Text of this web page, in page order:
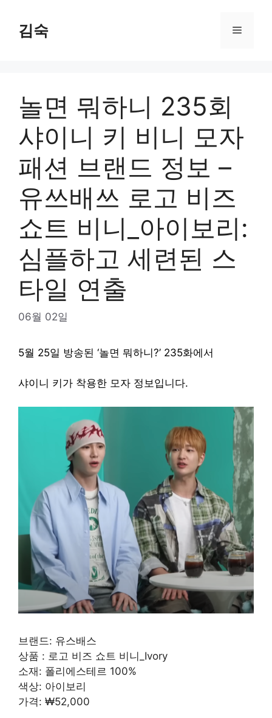
content
김숙 Menu
놀면 뭐하니 235회
샤이니 키 비니 모자
패션 브랜드 정보 –
유쓰배쓰 로고 비즈
쇼트 비니_아이보리:
심플하고 세련된 스
타일 연출
06월 02일
5월 25일 방송된 ‘놀면 뭐하니?’ 235화에서
샤이니 키가 착용한 모자 정보입니다.
브랜드: 유스배스
상품 : 로고 비즈 쇼트 비니_Ivory
소재: 폴리에스테르 100%
색상: 아이보리
가격: ₩52,000